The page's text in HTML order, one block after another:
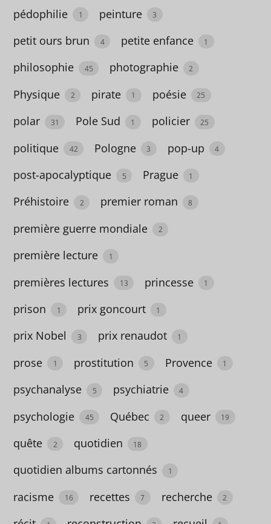
astronomie
Australie
autofiction
3
Autriche
4
Belgique
Berlin
grandir
26
bio
pédophilie 1 peinture 3
petit ours brun 4 petite enfance 1
philosophie 45 photographie 2
Physique 2 pirate 1 poésie 25
polar 31 Pole Sud 1 policier 25
politique 42 Pologne 3 pop-up 4
post-apocalyptique 5 Prague 1
Préhistoire 2 premier roman 8
première guerre mondiale 2
première lecture 1
premières lectures 13 princesse 1
prison 1 prix goncourt 1
prix Nobel 3 prix renaudot 1
prose 1 prostitution 5 Provence 1
psychanalyse 5 psychiatrie 4
psychologie 45 Québec 2 queer 19
quête 2 quotidien 18
quotidien albums cartonnés 1
racisme 16 recettes 7 recherche 2